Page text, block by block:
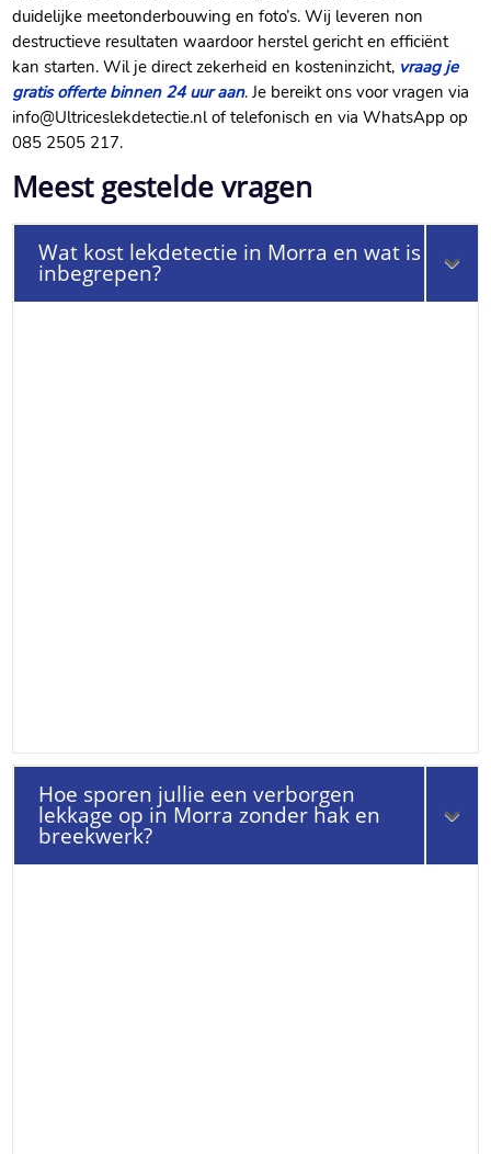
duidelijke meetonderbouwing en foto’s. Wij leveren non
destructieve resultaten waardoor herstel gericht en efficiënt
kan starten. Wil je direct zekerheid en kosteninzicht, vraag je
gratis offerte binnen 24 uur aan. Je bereikt ons voor vragen via
info@Ultriceslekdetectie.nl of telefonisch en via WhatsApp op
085 2505 217.
Meest gestelde vragen
Wat kost lekdetectie in Morra en wat is
inbegrepen?
Hoe sporen jullie een verborgen
lekkage op in Morra zonder hak en
breekwerk?